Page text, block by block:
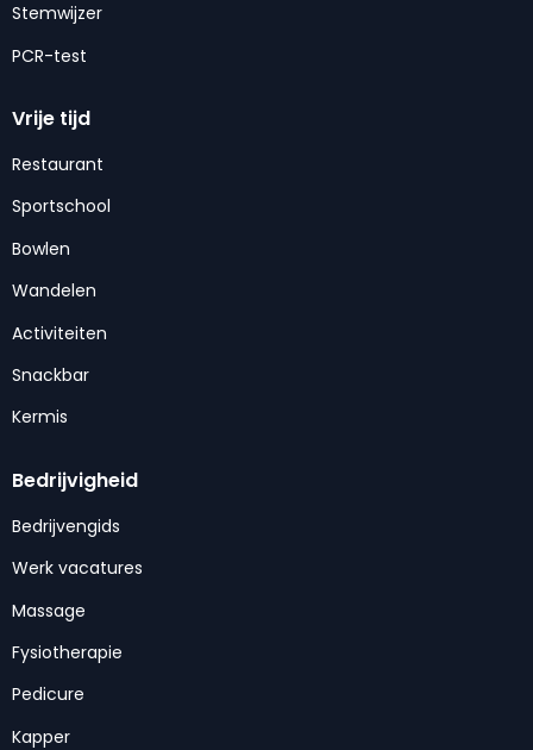
Stemwijzer
PCR-test
Vrije tijd
Restaurant
Sportschool
Bowlen
Wandelen
Activiteiten
Snackbar
Kermis
Bedrijvigheid
Bedrijvengids
Werk vacatures
Massage
Fysiotherapie
Pedicure
Kapper